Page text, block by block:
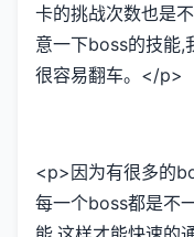
卡的挑战次数也是
意一下boss的技能,
很容易翻车。</p>
<p>因为有很多的
每一个boss都是不